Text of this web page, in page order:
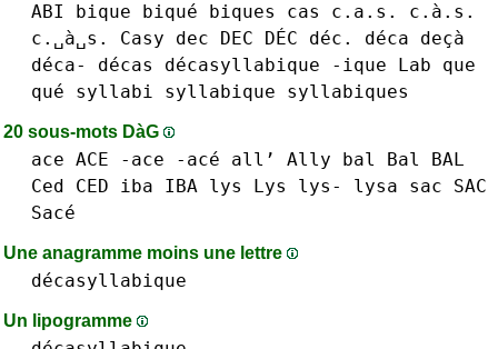
ABI bique biqué biques
cas c.a.s. c.à.s.
c.␣à␣s.
Casy dec DEC DÉC déc.
déca deçà
déca-
décas décasyllabique -ique Lab
que
qué
syllabi syllabique syllabiques
20 sous-mots DàG
ace ACE -ace -acé all’ Ally
bal Bal BAL
Ced CED
iba IBA lys Lys lys- lysa
sac SAC
Sacé
Une anagramme moins une lettre
décasyllabique
Un lipogramme